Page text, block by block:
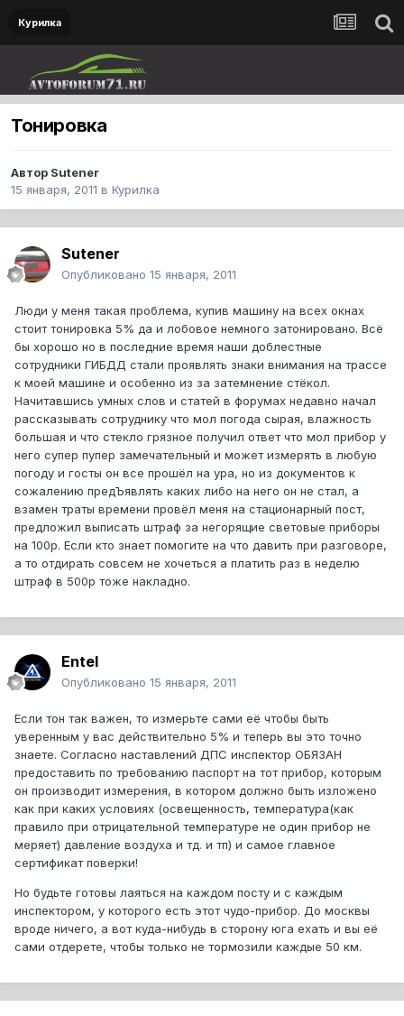
Курилка
Тонировка
Автор Sutener
15 января, 2011 в Курилка
Sutener
Опубликовано 15 января, 2011
Люди у меня такая проблема, купив машину на всех окнах
стоит тонировка 5% да и лобовое немного затонировано. Всё
бы хорошо но в последние время наши доблестные
сотрудники ГИБДД стали проявлять знаки внимания на трассе
к моей машине и особенно из за затемнение стёкол.
Начитавшись умных слов и статей в форумах недавно начал
рассказывать сотруднику что мол погода сырая, влажность
большая и что стекло грязное получил ответ что мол прибор у
него супер пупер замечательный и может измерять в любую
погоду и госты он все прошёл на ура, но из документов к
сожалению предЪявлять каких либо на него он не стал, а
взамен траты времени провёл меня на стационарный пост,
предложил выписать штраф за негорящие световые приборы
на 100р. Если кто знает помогите на что давить при разговоре,
а то отдирать совсем не хочеться а платить раз в неделю
штраф в 500р тоже накладно.
Entel
Опубликовано 15 января, 2011
Если тон так важен, то измерьте сами её чтобы быть
уверенным у вас действительно 5% и теперь вы это точно
знаете. Согласно наставлений ДПС инспектор ОБЯЗАН
предоставить по требованию паспорт на тот прибор, которым
он производит измерения, в котором должно быть изложено
как при каких условиях (освещенность, температура(как
правило при отрицательной температуре не один прибор не
меряет) давление воздуха и тд. и тп) и самое главное
сертификат поверки!
Но будьте готовы лаяться на каждом посту и с каждым
инспектором, у которого есть этот чудо-прибор. До москвы
вроде ничего, а вот куда-нибудь в сторону юга ехать и вы её
сами отдерете, чтобы только не тормозили каждые 50 км.